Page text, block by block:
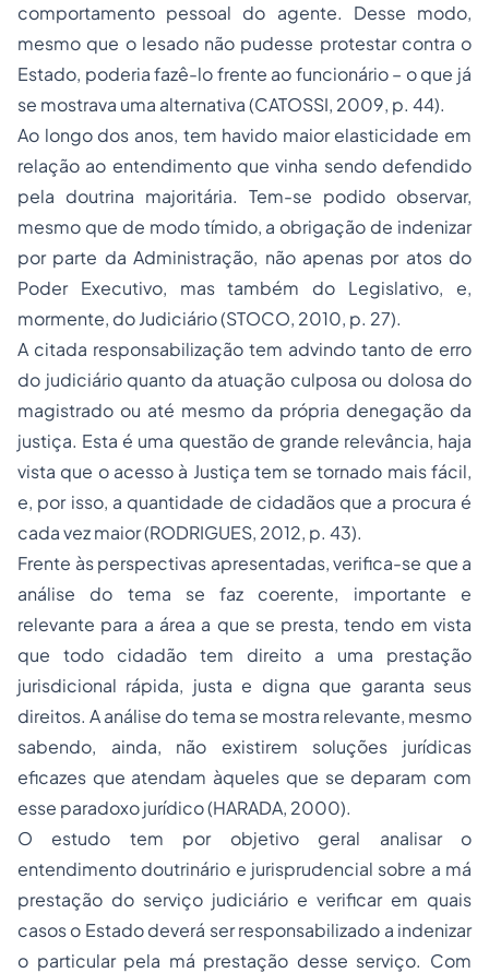
comportamento pessoal do agente. Desse modo,
mesmo que o lesado não pudesse protestar contra o
Estado, poderia fazê-lo frente ao funcionário – o que já
se mostrava uma alternativa (CATOSSI, 2009, p. 44).
Ao longo dos anos, tem havido maior elasticidade em
relação ao entendimento que vinha sendo defendido
pela doutrina majoritária. Tem-se podido observar,
mesmo que de modo tímido, a obrigação de indenizar
por parte da Administração, não apenas por atos do
Poder Executivo, mas também do Legislativo, e,
mormente, do Judiciário (STOCO, 2010, p. 27).
A citada responsabilização tem advindo tanto de erro
do judiciário quanto da atuação culposa ou dolosa do
magistrado ou até mesmo da própria denegação da
justiça. Esta é uma questão de grande relevância, haja
vista que o acesso à Justiça tem se tornado mais fácil,
e, por isso, a quantidade de cidadãos que a procura é
cada vez maior (RODRIGUES, 2012, p. 43).
Frente às perspectivas apresentadas, verifica-se que a
análise do tema se faz coerente, importante e
relevante para a área a que se presta, tendo em vista
que todo cidadão tem direito a uma prestação
jurisdicional rápida, justa e digna que garanta seus
direitos. A análise do tema se mostra relevante, mesmo
sabendo, ainda, não existirem soluções jurídicas
eficazes que atendam àqueles que se deparam com
esse paradoxo jurídico (HARADA, 2000).
O estudo tem por objetivo geral analisar o
entendimento doutrinário e jurisprudencial sobre a má
prestação do serviço judiciário e verificar em quais
casos o Estado deverá ser responsabilizado a indenizar
o particular pela má prestação desse serviço. Com